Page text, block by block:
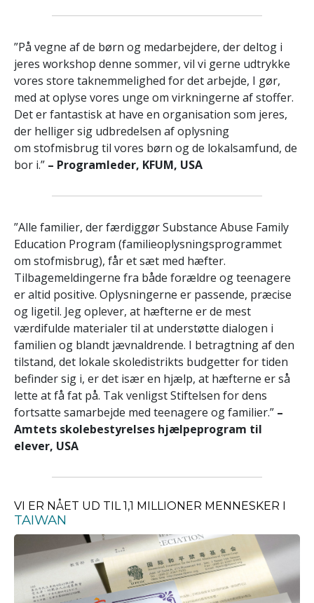
”På vegne af de børn og medarbejdere, der deltog i
jeres workshop denne sommer, vil vi gerne udtrykke
vores store taknemmelighed for det arbejde, I gør,
med at oplyse vores unge om virkningerne af stoffer.
Det er fantastisk at have en organisation som jeres,
der helliger sig udbredelsen af oplysning
om stofmisbrug til vores børn og de lokalsamfund, de
bor i.” – Programleder, KFUM, USA
”Alle familier, der færdiggør Substance Abuse Family
Education Program (familieoplysningsprogrammet
om stofmisbrug), får et sæt med hæfter.
Tilbagemeldingerne fra både forældre og teenagere
er altid positive. Oplysningerne er passende, præcise
og ligetil. Jeg oplever, at hæfterne er de mest
værdifulde materialer til at understøtte dialogen i
familien og blandt jævnaldrende. I betragtning af den
tilstand, det lokale skoledistrikts budgetter for tiden
befinder sig i, er det især en hjælp, at hæfterne er så
lette at få fat på. Tak venligst Stiftelsen for dens
fortsatte samarbejde med teenagere og familier.” –
Amtets skolebestyrelses hjælpeprogram til
elever, USA
VI ER NÅET UD TIL 1,1 MILLIONER MENNESKER I
TAIWAN